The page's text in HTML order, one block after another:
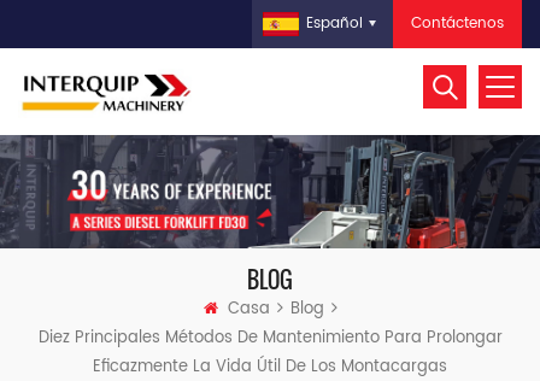
Contáctenos
Español
BLOG
Casa
Blog
Diez Principales Métodos De Mantenimiento Para Prolongar
Eficazmente La Vida Útil De Los Montacargas